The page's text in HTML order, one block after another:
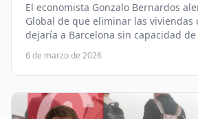
El economista Gonzalo Bernardos
Global de que eliminar las viviendas
dejaría a Barcelona sin capacidad
sus grandes congresos
6 de marzo de 2026